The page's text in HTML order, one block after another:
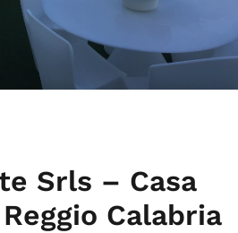
Srls – Casa
Calabria